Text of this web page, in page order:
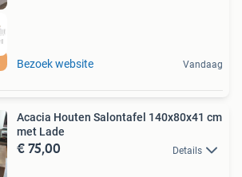
Bezoek website Vandaag
Acacia Houten Salontafel 140x80x41 cm
met Lade
€ 75,00 Details